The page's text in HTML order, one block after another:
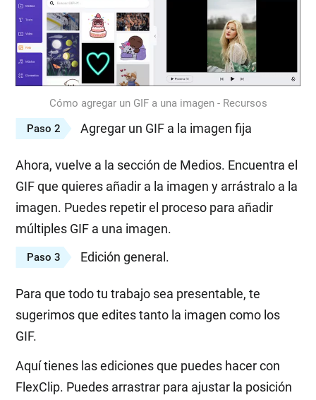
Cómo agregar un GIF a una imagen - Recursos
Paso 2
Agregar un GIF a la imagen fija
Ahora, vuelve a la sección de Medios. Encuentra el
GIF que quieres añadir a la imagen y arrástralo a la
imagen. Puedes repetir el proceso para añadir
múltiples GIF a una imagen.
Paso 3 Edición general.
Para que todo tu trabajo sea presentable, te
sugerimos que edites tanto la imagen como los
GIF.
Aquí tienes las ediciones que puedes hacer con
FlexClip. Puedes arrastrar para ajustar la posición